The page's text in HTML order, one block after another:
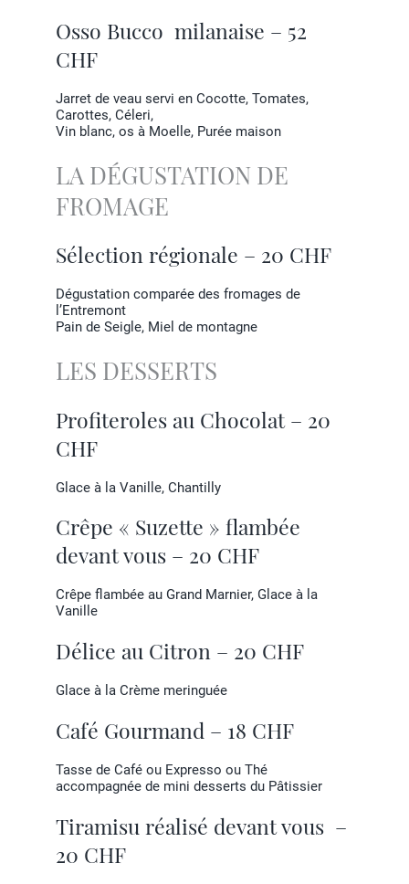
Osso Bucco milanaise – 52
CHF
Jarret de veau servi en Cocotte, Tomates,
Carottes, Céleri,
Vin blanc, os à Moelle, Purée maison
LA DÉGUSTATION DE
FROMAGE
Sélection régionale – 20 CHF
Dégustation comparée des fromages de
l’Entremont
Pain de Seigle, Miel de montagne
LES DESSERTS
Profiteroles au Chocolat – 20
CHF
Glace à la Vanille, Chantilly
Crêpe « Suzette » flambée
devant vous – 20 CHF
Crêpe flambée au Grand Marnier, Glace à la
Vanille
Délice au Citron – 20 CHF
Glace à la Crème meringuée
Café Gourmand – 18 CHF
Tasse de Café ou Expresso ou Thé
accompagnée de mini desserts du Pâtissier
Tiramisu réalisé devant vous –
20 CHF